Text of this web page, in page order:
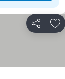
Partilhar